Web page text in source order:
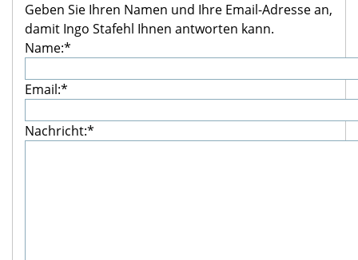
Geben Sie Ihren Namen und Ihre Email-Adresse an,
damit Ingo Stafehl Ihnen antworten kann.
Name:*
Email:*
Nachricht:*